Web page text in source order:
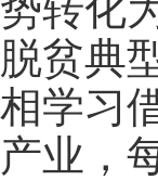
脱贫典
相学习
产业，